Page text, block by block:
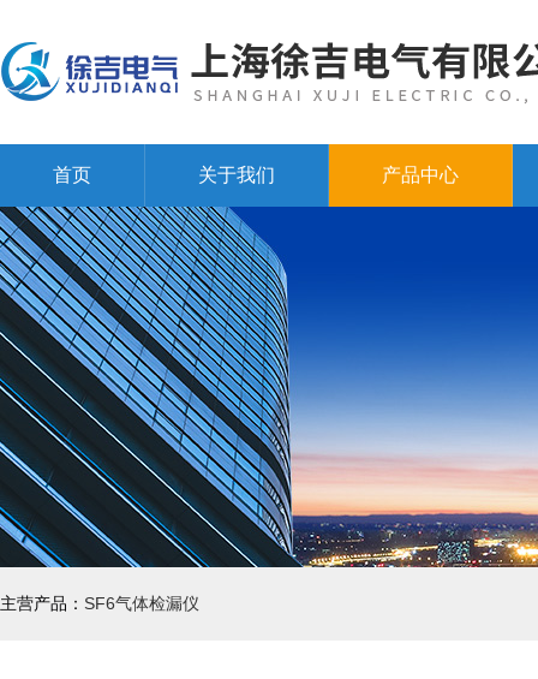
首页 关于我们 产品中心
主营产品： SF6气体检漏仪